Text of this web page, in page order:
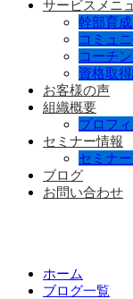
サービスメニ
幹部育
コミュ
コーチ
資格取
お客様の声
組織概要
プロフ
セミナー情報
セミナ
ブログ
お問い合わせ
ホーム
ブログ一覧